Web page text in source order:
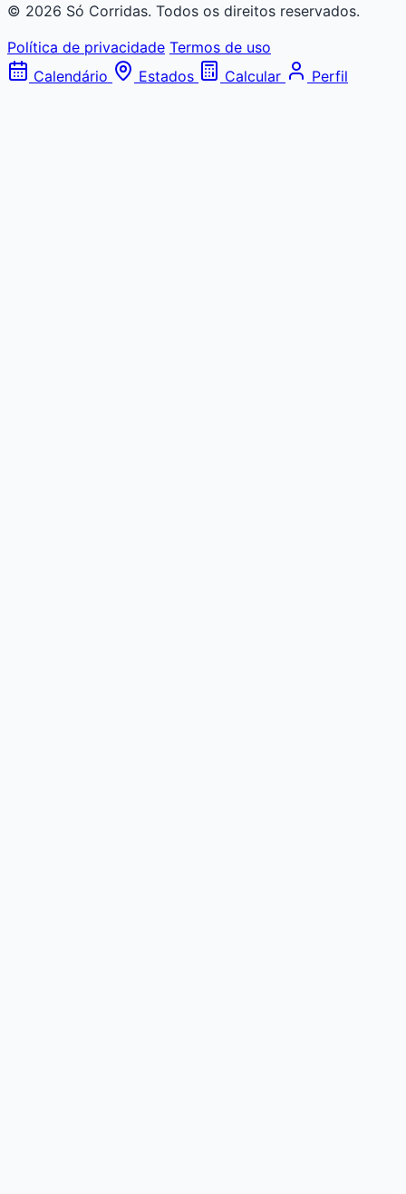
© 2026 Só Corridas. Todos os direitos reservados.
Política de privacidade Termos de uso
Calendário
Estados Calcular Perfil